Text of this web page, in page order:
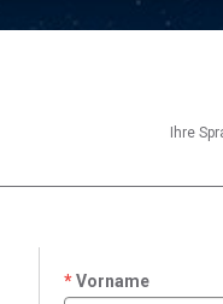
Ihre
Vorname